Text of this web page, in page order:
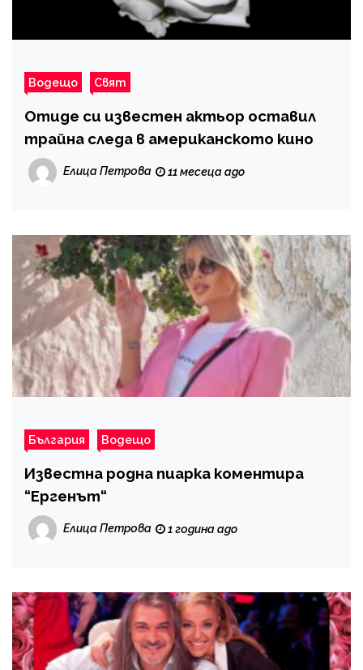
Водещо Свят
Отиде си известен актьор оставил
трайна следа в американското кино
Елица Петрова 11 месеца ago
България Водещо
Известна родна пиарка коментира
“Ергенът“
Елица Петрова 1 година ago